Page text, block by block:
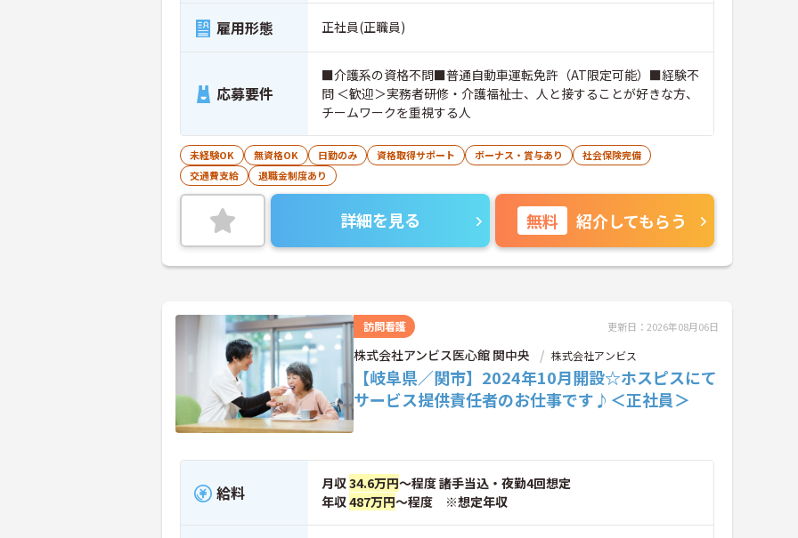
雇用形態 正社員(正職員)
応募要件
■介護系の資格不問■普通自動車運転免許（AT限定可能）■経験不
問 ＜歓迎＞実務者研修・介護福祉士、人と接することが好きな方、
チームワークを重視する人
未経験OK 無資格OK 日勤のみ 資格取得サポート ボーナス・賞与あり
社会保険完備
交通費支給
退職金制度あり
詳細を見る 無料 紹介してもらう
訪問看護 更新日：2026年08月06日
株式会社アンビス医心館 関中央 株式会社アンビス
【岐阜県／関市】2024年10月開設☆ホスピスにて
サービス提供責任者のお仕事です♪＜正社員＞
給料 月収34.6万円～程度 諸手当込・夜勤4回想定
年収487万円～程度 ※想定年収